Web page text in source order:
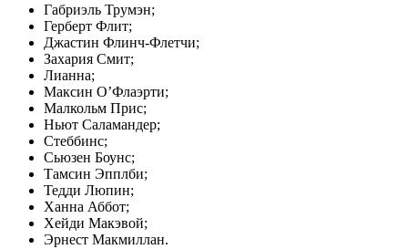
Габриэль Трумэн;
Герберт Флит;
Джастин Флинч-Флетчи;
Захария Смит;
Лианна;
Максин О’Флаэрти;
Малкольм Прис;
Ньют Саламандер;
Стеббинс;
Сьюзен Боунс;
Тамсин Эпплби;
Тедди Люпин;
Ханна Аббот;
Хейди Макэвой;
Эрнест Макмиллан.